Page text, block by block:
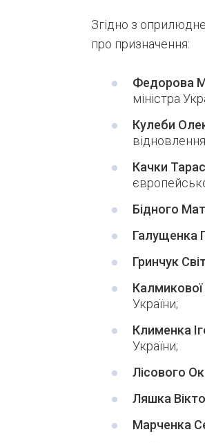
Згідно з
про призначення:
Федорова
міністра
Кулеби
Качки
Бідного
Галущенка
Гринчук
Калмикової
України;
Клименка
України;
Лісового
Ляшка
Марченка